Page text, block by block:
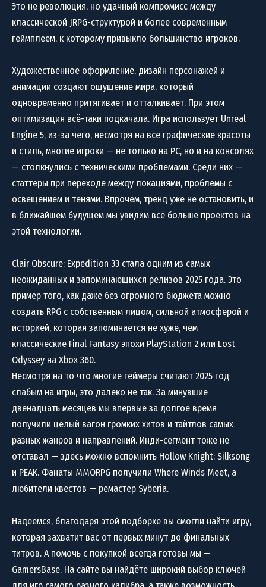
Это не революция, но удачный компромисс между
классической JRPG-структурой и более современным
геймплеем, к которому привыкло большинство игроков.
Художественное оформление, дизайн персонажей и
анимации создают ощущение мира, который
одновременно притягивает и отталкивает. При этом
оптимизация всё-таки подкачала. Игра использует Unreal
Engine 5, из-за чего, несмотря на все графические красоты
и стиль, многие игроки — не только на PC, но и на консолях
— столкнулись с техническими проблемами. Среди них —
статтеры при переходе между локациями, проблемы с
освещением и тенями. Впрочем, тренд уже не остановить, и
в ближайшем будущем мы увидим всё больше проектов на
этой технологии.
Clair Obscure: Expedition 33 стала одним из самых
неожиданных и запоминающихся релизов 2025 года. Это
пример того, как даже без огромного бюджета можно
создать RPG с собственным лицом, сильной атмосферой и
историей, которая запоминается не хуже, чем
классические Final Fantasy эпохи PlayStation 2 или Lost
Odyssey на Xbox 360.
Несмотря на то что многие геймеры считают 2025 год
слабым на игры, это далеко не так. За минувшие
двенадцать месяцев мы впервые за долгое время
получили целый вагон громких хитов и тайтлов самых
разных жанров и направлений. Инди-сегмент тоже не
отставал — здесь можно вспомнить Hollow Knight: Silksong
и PEAK. Фанаты MMORPG получили Where Winds Meet, а
любители квестов — ремастер Syberia.
Надеемся, благодаря этой подборке вы смогли найти игру,
которая захватит вас от первых минут до финальных
титров. А помочь с покупкой всегда готовы мы —
GamersBase. На сайте вы найдёте широкий выбор ключей